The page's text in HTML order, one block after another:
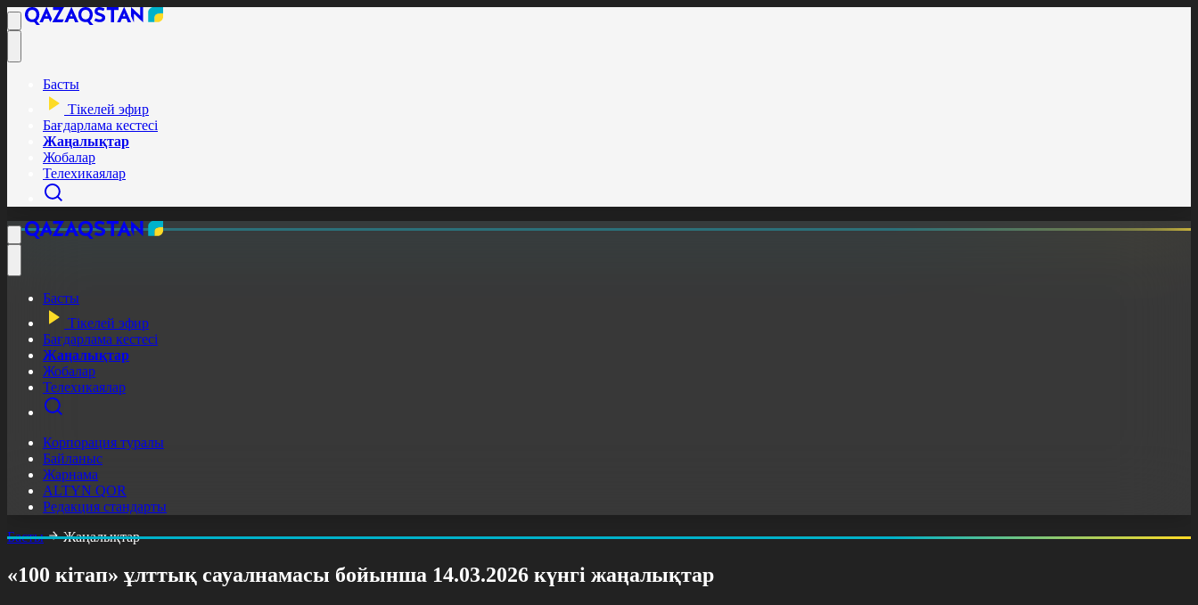
Басты
Тікелей эфир
Бағдарлама кестесі
Жаңалықтар
Жобалар
Телехикаялар
Басты
Тікелей эфир
Бағдарлама кестесі
Жаңалықтар
Жобалар
Телехикаялар
Корпорация туралы
Байланыс
Жарнама
ALTYN QOR
Редакция стандарты
Басты
Жаңалықтар
«100 кітап» ұлттық сауалнамасы бойынша 14.03.2026 күнгі жаңалықтар